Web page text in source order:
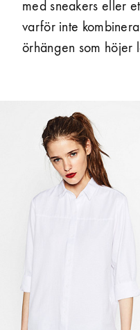
med sneakers eller
varför inte
örhängen som höjer